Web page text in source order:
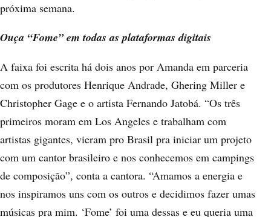
próxima semana.
Ouça “Fome” em todas as plataformas digitais
A faixa foi escrita há dois anos por Amanda em parceria
com os produtores Henrique Andrade, Ghering Miller e
Christopher Gage e o artista Fernando Jatobá. “Os três
primeiros moram em Los Angeles e trabalham com
artistas gigantes, vieram pro Brasil pra iniciar um projeto
com um cantor brasileiro e nos conhecemos em campings
de composição”, conta a cantora. “Amamos a energia e
nos inspiramos uns com os outros e decidimos fazer umas
músicas pra mim. ‘Fome’ foi uma dessas e eu queria uma